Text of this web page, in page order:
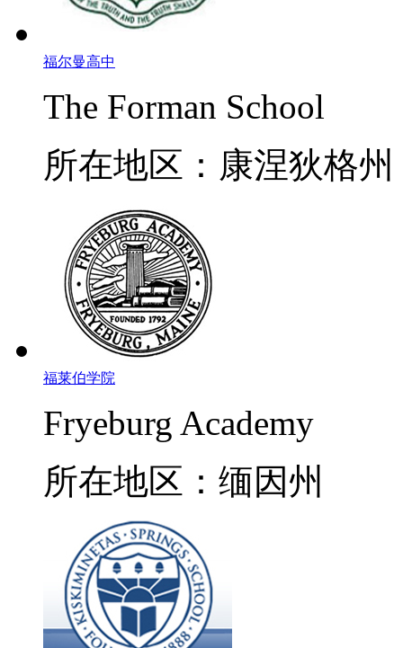
福尔曼高中
The Forman School
所在地区：康涅狄格州
福莱伯学院
Fryeburg Academy
所在地区：缅因州